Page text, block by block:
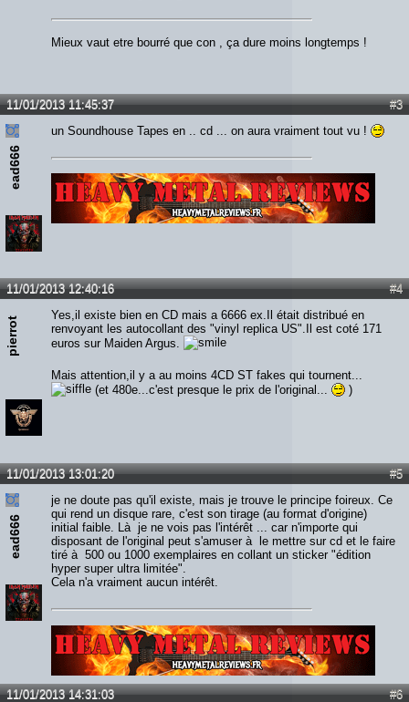
Mieux vaut etre bourré que con , ça dure moins longtemps !
#3
11/01/2013 11:45:37
ead666
un Soundhouse Tapes en .. cd ... on aura vraiment tout vu !
#4
11/01/2013 12:40:16
pierrot
Yes,il existe bien en CD mais a 6666 ex.Il était distribué en
renvoyant les autocollant des "vinyl replica US".Il est coté 171
euros sur Maiden Argus.
Mais attention,il y a au moins 4CD ST fakes qui tournent...
(et 480e...c'est presque le prix de l'original...
)
#5
11/01/2013 13:01:20
ead666
je ne doute pas qu'il existe, mais je trouve le principe foireux. Ce
qui rend un disque rare, c'est son tirage (au format d'origine)
initial faible. Là je ne vois pas l'intérêt ... car n'importe qui
disposant de l'original peut s'amuser à le mettre sur cd et le faire
tiré à 500 ou 1000 exemplaires en collant un sticker "édition
hyper super ultra limitée".
Cela n'a vraiment aucun intérêt.
Lien :http://heavymetalreviews.fr/
#6
11/01/2013 14:31:03